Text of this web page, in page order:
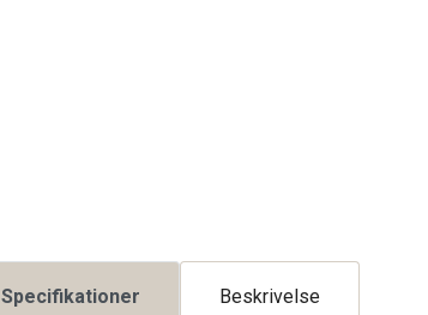
Specifikationer Beskrivelse